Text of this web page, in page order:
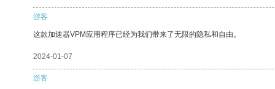
游客
这款加速器VPM应用程序已经为我们带来了无限的隐私和自由。
2024-01-07
游客